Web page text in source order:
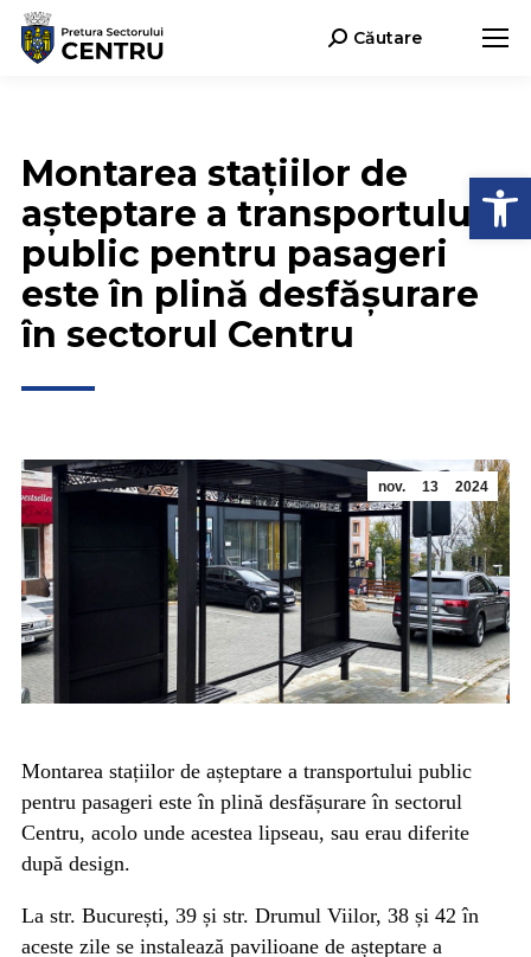
Search:Căutare
Montarea stațiilor de
așteptare a transportului
public pentru pasageri
este în plină desfășurare
în sectorul Centru
nov. 13 2024
Montarea stațiilor de așteptare a transportului public
pentru pasageri este în plină desfășurare în sectorul
Centru, acolo unde acestea lipseau, sau erau diferite
după design.
La str. București, 39 și str. Drumul Viilor, 38 și 42 în
aceste zile se instalează pavilioane de așteptare a